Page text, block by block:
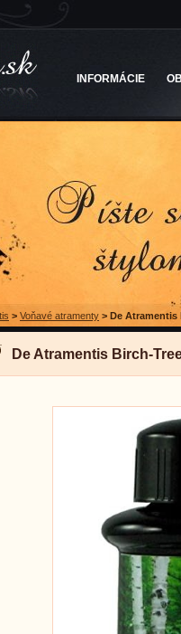
INFORMÁCIE
> Voňavé atramenty > De Atramentis
De Atramentis Birch-